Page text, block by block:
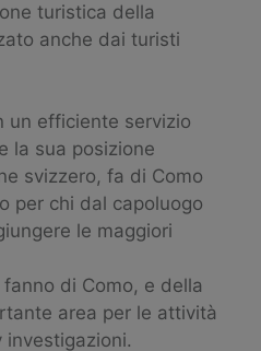
turistica della
anche dai turisti
un efficiente servizio
la sua posizione
svizzero, fa di Como
per chi dal capoluogo
le maggiori
di Como, e della
area per le attività
investigazioni.